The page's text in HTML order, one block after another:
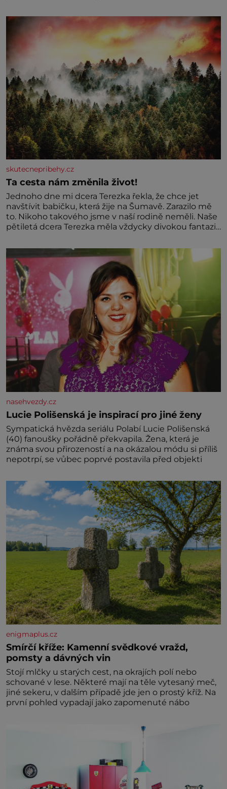
skutecnepribehy.cz
Ta cesta nám změnila život!
Jednoho dne mi dcera Terezka řekla, že chce jet
navštívit babičku, která žije na Šumavě. Zarazilo mě
to. Nikoho takového jsme v naší rodině neměli. Naše
pětiletá dcera Terezka měla vždycky divokou fantazii.
mi říkala, že se jí zdálo o jednorožcích, krásných
princeznách, statečných rytířích a létajících dracích.
nasehvezdy.cz
Lucie Polišenská je inspirací pro jiné ženy
Sympatická hvězda seriálu Polabí Lucie Polišenská
(40) fanoušky pořádně překvapila. Žena, která je
známa svou přirozeností a na okázalou módu si příliš
nepotrpí, se vůbec poprvé postavila před objekti
enigmaplus.cz
Smírčí kříže: Kamenní svědkové vražd,
pomsty a dávných vin
Stojí mlčky u starých cest, na okrajích polí nebo
schované v lese. Některé mají na těle vytesaný meč,
jiné sekeru, v dalším případě jde jen o prostý kříž. Na
první pohled vypadají jako zapomenuté nábo